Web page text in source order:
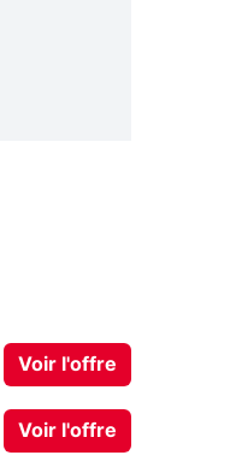
Voir l'offre
Voir l'offre